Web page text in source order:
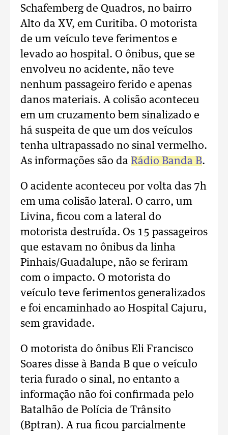
Schafemberg de Quadros, no bairro
Alto da XV, em Curitiba. O motorista
de um veículo teve ferimentos e
levado ao hospital. O ônibus, que se
envolveu no acidente, não teve
nenhum passageiro ferido e apenas
danos materiais. A colisão aconteceu
em um cruzamento bem sinalizado e
há suspeita de que um dos veículos
tenha ultrapassado no sinal vermelho.
As informações são da Rádio Banda B.
O acidente aconteceu por volta das 7h
em uma colisão lateral. O carro, um
Livina, ficou com a lateral do
motorista destruída. Os 15 passageiros
que estavam no ônibus da linha
Pinhais/Guadalupe, não se feriram
com o impacto. O motorista do
veículo teve ferimentos generalizados
e foi encaminhado ao Hospital Cajuru,
sem gravidade.
O motorista do ônibus Eli Francisco
Soares disse à Banda B que o veículo
teria furado o sinal, no entanto a
informação não foi confirmada pelo
Batalhão de Polícia de Trânsito
(Bptran). A rua ficou parcialmente